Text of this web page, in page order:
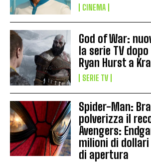
CINEMA
God of War:
la serie TV
Ryan Hurst a
SERIE TV
Spider-Man:
polverizza il
Avengers:
milioni di dollari
di apertura